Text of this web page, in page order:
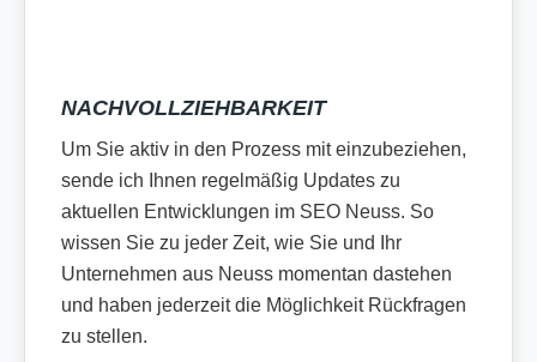
NACHVOLLZIEHBARKEIT
Um Sie aktiv in den Prozess mit einzubeziehen,
sende ich Ihnen regelmäßig Updates zu
aktuellen Entwicklungen im SEO Neuss. So
wissen Sie zu jeder Zeit, wie Sie und Ihr
Unternehmen aus Neuss momentan dastehen
und haben jederzeit die Möglichkeit Rückfragen
zu stellen.